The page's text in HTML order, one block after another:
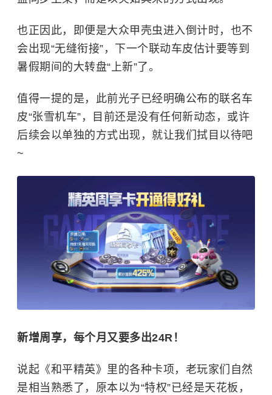
也正因此，即便是大众甲壳虫进入倒计时，也不
会出现“无缝衔接”，下一个联动车皮估计要等到
暑假期间的大转盘“上新”了。
值得一提的是，此前光子已经明确公布的联名车
皮“张雪机车”，目前还是没有任何新动态，或许
后续会以单独的方式出现，就让我们拭目以待吧
~
新增周享，每个月又要多出24R！
说起《和平精英》里的各种卡项，老玩家们自然
是相当熟悉了，原本以为“特权”已经是天花板，